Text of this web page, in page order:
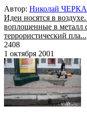
Автор: Николай
Идеи носятся в
воплощенные в металл
террористический пла...
2408
1 октября 2001